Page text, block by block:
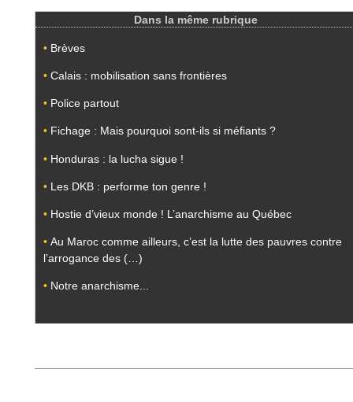
Dans la même rubrique
• Brèves
• Calais : mobilisation sans frontières
• Police partout
• Fichage : Mais pourquoi sont-ils si méfiants ?
• Honduras : la lucha sigue !
• Les DKB : performe ton genre !
• Hostie d’vieux monde ! L’anarchisme au Québec
• Au Maroc comme ailleurs, c’est la lutte des pauvres contre
l’arrogance des (…)
• Notre anarchisme...